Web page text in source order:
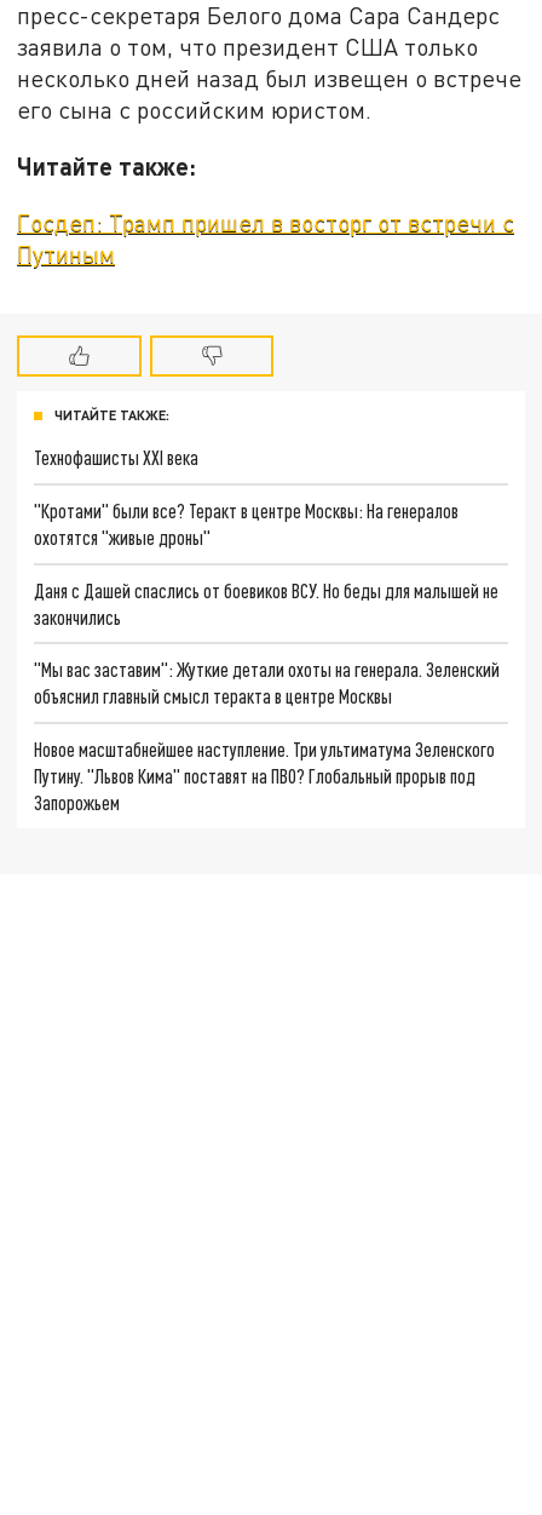
пресс-секретаря Белого дома Сара Сандерс
заявила о том, что президент США только
несколько дней назад был извещен о встрече
его сына с российским юристом.
Читайте также:
Госдеп: Трамп пришел в восторг от встречи с
Путиным
ЧИТАЙТЕ ТАКЖЕ:
Технофашисты XXI века
"Кротами" были все? Теракт в центре Москвы: На генералов
охотятся "живые дроны"
Даня с Дашей спаслись от боевиков ВСУ. Но беды для малышей не
закончились
"Мы вас заставим": Жуткие детали охоты на генерала. Зеленский
объяснил главный смысл теракта в центре Москвы
Новое масштабнейшее наступление. Три ультиматума Зеленского
Путину. "Львов Кима" поставят на ПВО? Глобальный прорыв под
Запорожьем